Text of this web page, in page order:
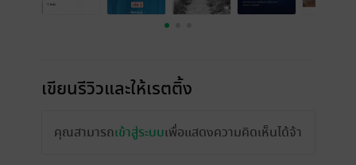
เขียนรีวิวและให้เรตติ้ง
คุณสามารถเข้าสู่ระบบเพื่อแสดงความคิดเห็นได้จ้า